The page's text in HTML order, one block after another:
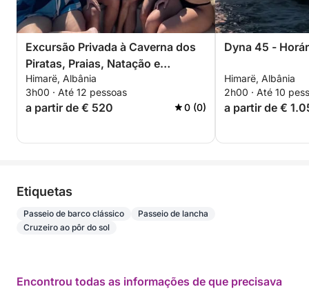
Excursão Privada à Caverna dos
Piratas, Praias, Natação e
Mergulho com Snorkel – Excursão
Exclusiva de 3 Horas
Himarë, Albânia
3h00 · Até 12 pessoas
a partir de € 520 0 (0)
Dyna 45 -
Himarë, Albânia
2h00 · Até 10
a partir de €
Etiquetas
Passeio de barco clássico
Passeio de lancha
Cruzeiro ao pôr do sol
Encontrou todas as informações de que precisava